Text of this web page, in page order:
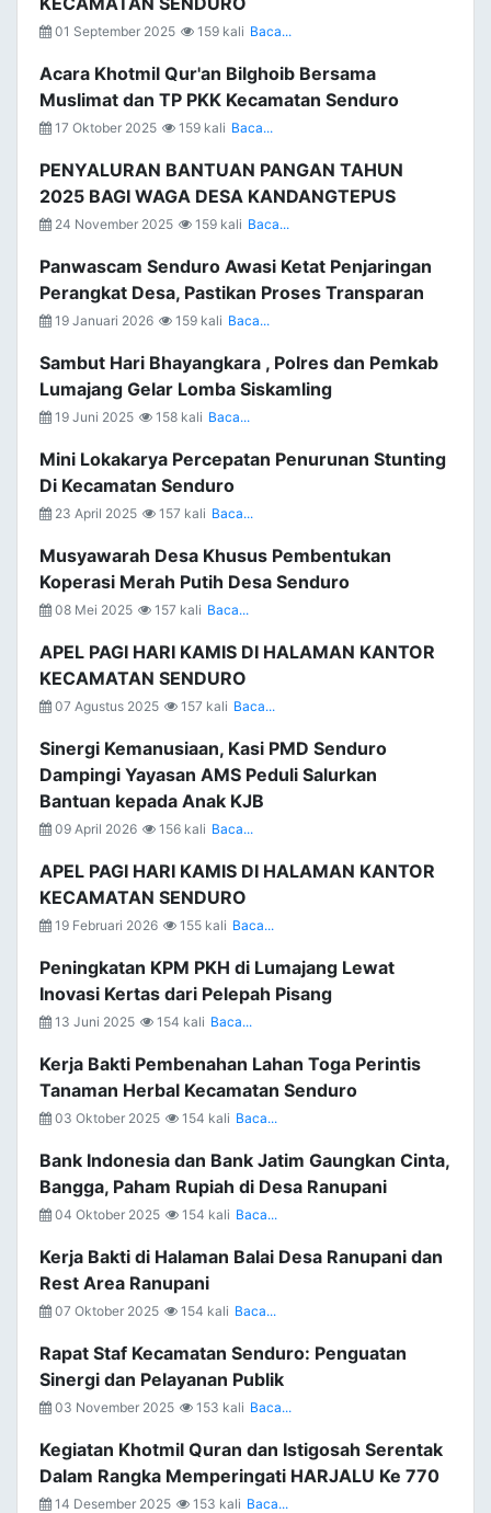
01 September 2025 159 kali Baca...
Acara Khotmil Qur'an Bilghoib Bersama
Muslimat dan TP PKK Kecamatan Senduro
17 Oktober 2025 159 kali Baca...
PENYALURAN BANTUAN PANGAN TAHUN
2025 BAGI WAGA DESA KANDANGTEPUS
24 November 2025 159 kali Baca...
Panwascam Senduro Awasi Ketat Penjaringan
Perangkat Desa, Pastikan Proses Transparan
19 Januari 2026 159 kali Baca...
Sambut Hari Bhayangkara , Polres dan Pemkab
Lumajang Gelar Lomba Siskamling
19 Juni 2025 158 kali Baca...
Mini Lokakarya Percepatan Penurunan Stunting
Di Kecamatan Senduro
23 April 2025 157 kali Baca...
Musyawarah Desa Khusus Pembentukan
Koperasi Merah Putih Desa Senduro
08 Mei 2025 157 kali Baca...
APEL PAGI HARI KAMIS DI HALAMAN KANTOR
KECAMATAN SENDURO
07 Agustus 2025 157 kali Baca...
Sinergi Kemanusiaan, Kasi PMD Senduro
Dampingi Yayasan AMS Peduli Salurkan
Bantuan kepada Anak KJB
09 April 2026 156 kali Baca...
APEL PAGI HARI KAMIS DI HALAMAN KANTOR
KECAMATAN SENDURO
19 Februari 2026 155 kali Baca...
Peningkatan KPM PKH di Lumajang Lewat
Inovasi Kertas dari Pelepah Pisang
13 Juni 2025 154 kali Baca...
Kerja Bakti Pembenahan Lahan Toga Perintis
Tanaman Herbal Kecamatan Senduro
03 Oktober 2025 154 kali Baca...
Bank Indonesia dan Bank Jatim Gaungkan Cinta,
Bangga, Paham Rupiah di Desa Ranupani
04 Oktober 2025 154 kali Baca...
Kerja Bakti di Halaman Balai Desa Ranupani dan
Rest Area Ranupani
07 Oktober 2025 154 kali Baca...
Rapat Staf Kecamatan Senduro: Penguatan
Sinergi dan Pelayanan Publik
03 November 2025 153 kali Baca...
Kegiatan Khotmil Quran dan Istigosah Serentak
Dalam Rangka Memperingati HARJALU Ke 770
14 Desember 2025 153 kali Baca...